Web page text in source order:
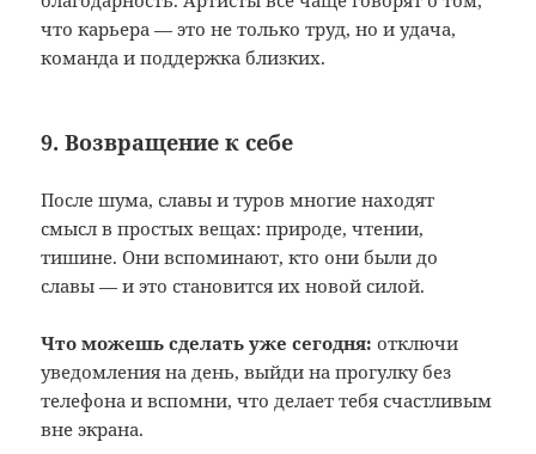
что карьера — это не только труд, но и удача,
команда и поддержка близких.
9. Возвращение к себе
После шума, славы и туров многие находят
смысл в простых вещах: природе, чтении,
тишине. Они вспоминают, кто они были до
славы — и это становится их новой силой.
Что можешь сделать уже сегодня: отключи
уведомления на день, выйди на прогулку без
телефона и вспомни, что делает тебя счастливым
вне экрана.